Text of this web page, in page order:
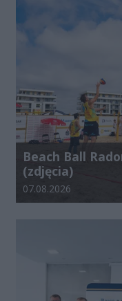
Beach Ball
(zdjęcia)
Data dodania galerii:
07.08.2026